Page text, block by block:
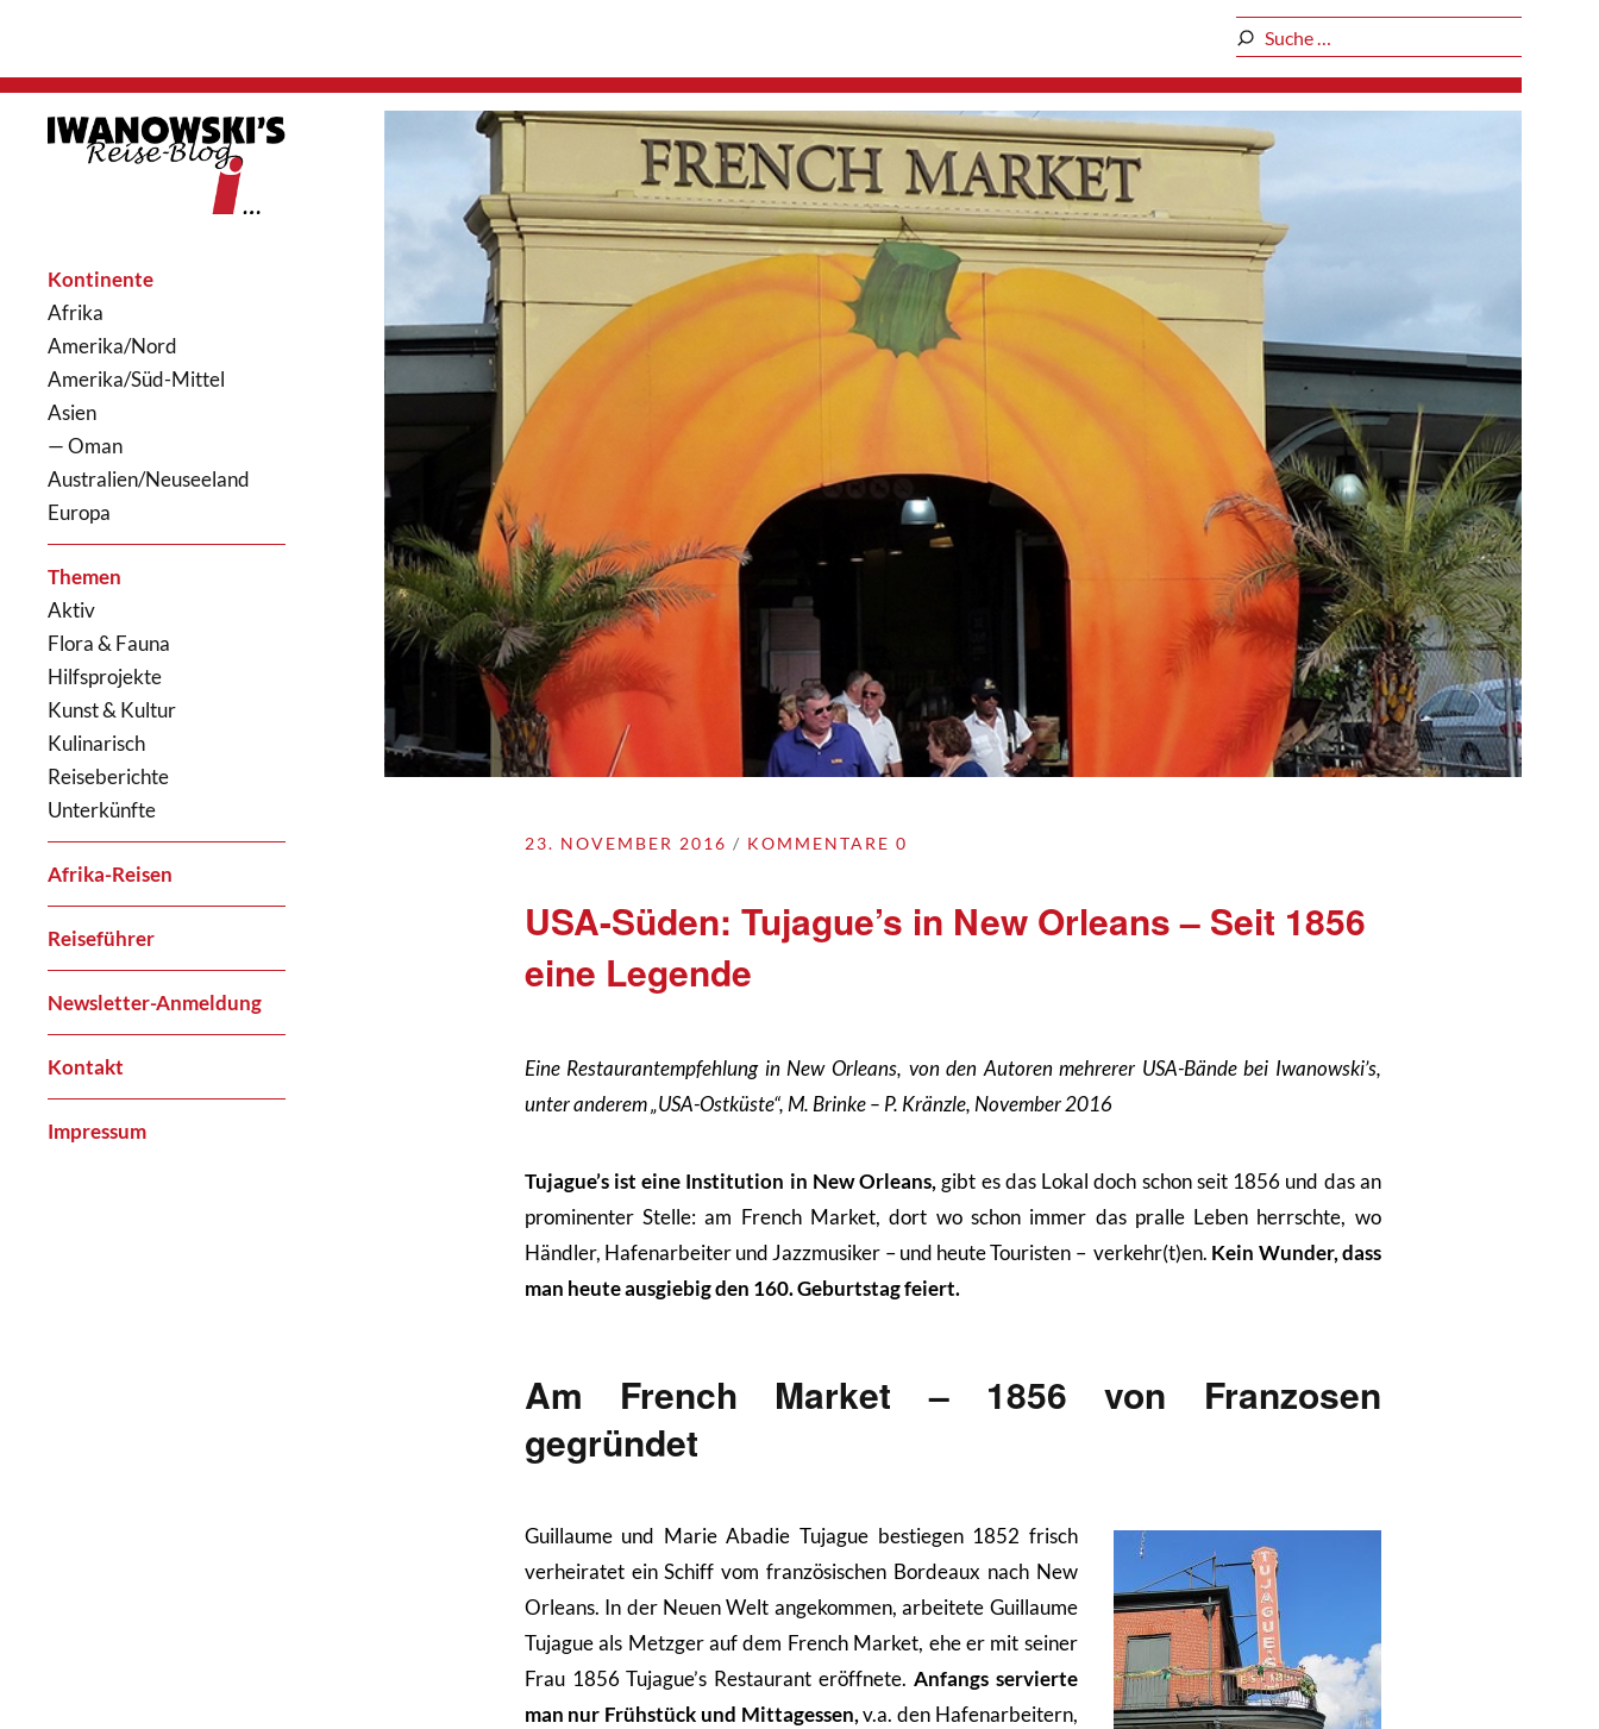
Kontinente
Afrika
Amerika/Nord
Amerika/Süd-Mittel
Asien
— Oman
Australien/Neuseeland
Europa
Themen
Aktiv
Flora & Fauna
Hilfsprojekte
Kunst & Kultur
Kulinarisch
Reiseberichte
Unterkünfte
Afrika-Reisen
Reiseführer
Newsletter-Anmeldung
Kontakt
Impressum
23. NOVEMBER 2016 KOMMENTARE 0
USA-Süden: Tujague’s in New Orleans – Seit 1856
eine Legende
Eine Restaurantempfehlung in New Orleans, von den Autoren mehrerer USA-Bände bei Iwanowski’s,
unter anderem „USA-Ostküste“, M. Brinke – P. Kränzle, November 2016
Tujague’s ist eine Institution in New Orleans, gibt es das Lokal doch schon seit 1856 und das an
prominenter Stelle: am French Market, dort wo schon immer das pralle Leben herrschte, wo
Händler, Hafenarbeiter und Jazzmusiker – und heute Touristen – verkehr(t)en. Kein Wunder, dass
man heute ausgiebig den 160. Geburtstag feiert.
Am French Market – 1856 von Franzosen
gegründet
Guillaume und Marie Abadie Tujague bestiegen 1852 frisch
verheiratet ein Schiff vom französischen Bordeaux nach New
Orleans. In der Neuen Welt angekommen, arbeitete Guillaume
Tujague als Metzger auf dem French Market, ehe er mit seiner
Frau 1856 Tujague’s Restaurant eröffnete. Anfangs servierte
man nur Frühstück und Mittagessen,v.a. den Hafenarbeitern,